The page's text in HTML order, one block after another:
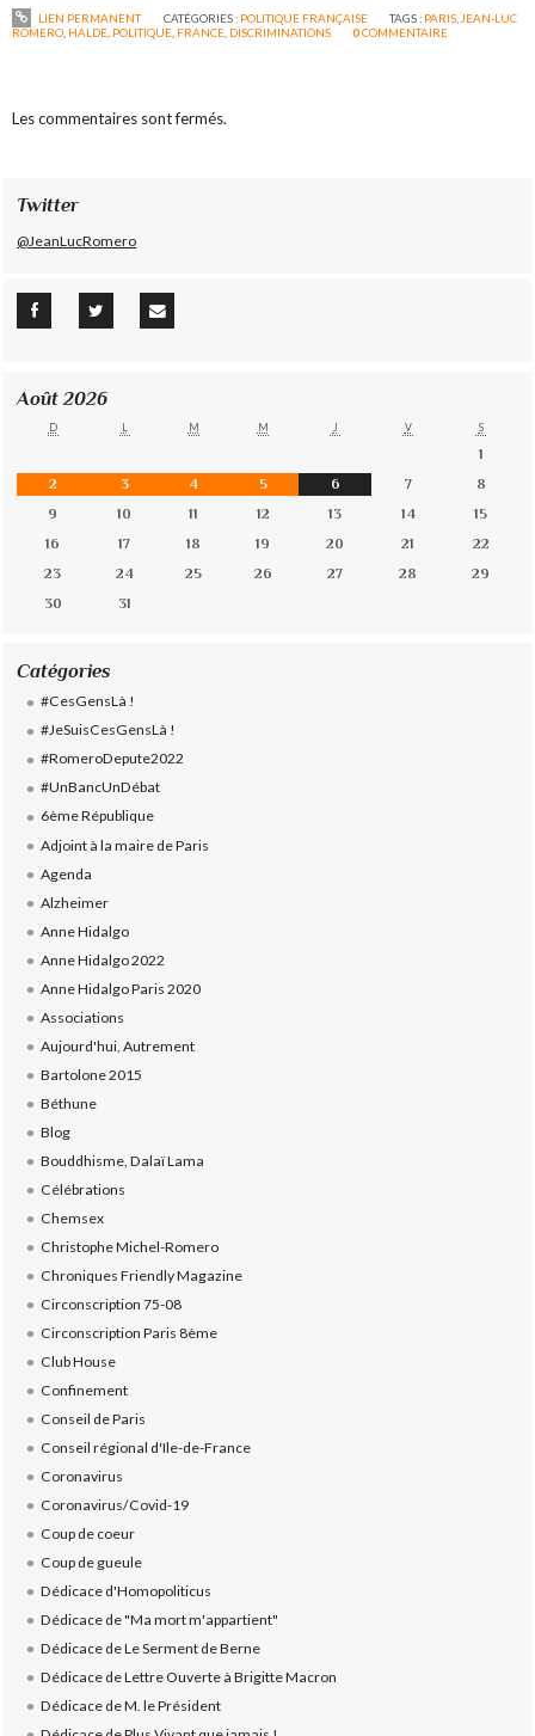
LIEN PERMANENT CATÉGORIES : POLITIQUE FRANÇAISE TAGS : PARIS, JEAN-LUC
ROMERO HALDE POLITIQUE FRANCE DISCRIMINATIONS 0COMMENTAIRE
Les commentaires sont fermés.
Twitter
@JeanLucRomero
Août 2026
D L M M J V S
1
2
3 4 5 6 7
8
9
10 11 12 13 14
15
16
17 18 19 20 21
22
23
24 25 26 27 28
29
30
31
Catégories
#CesGensLà !
#JeSuisCesGensLà !
#RomeroDepute2022
#UnBancUnDébat
6ème République
Adjoint à la maire de Paris
Agenda
Alzheimer
Anne Hidalgo
Anne Hidalgo 2022
Anne Hidalgo Paris 2020
Associations
Aujourd'hui, Autrement
Bartolone 2015
Béthune
Blog
Bouddhisme, Dalaï Lama
Célébrations
Chemsex
Christophe Michel-Romero
Chroniques Friendly Magazine
Circonscription 75-08
Circonscription Paris 8ème
Club House
Confinement
Conseil de Paris
Conseil régional d'Ile-de-France
Coronavirus
Coronavirus/Covid-19
Coup de coeur
Coup de gueule
Dédicace d'Homopoliticus
Dédicace de "Ma mort m'appartient"
Dédicace de Le Serment de Berne
Dédicace de Lettre Ouverte à Brigitte Macron
Dédicace de M. le Président